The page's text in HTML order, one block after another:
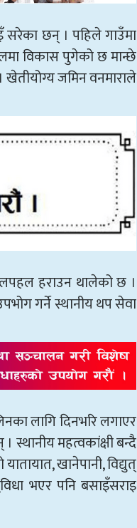
सरेका छन् । पहिले गाउँमा
विकास पुगेको छ मान्छे
खेतीयोग्य जमिन वनमाराले
हराउन थालेको छ ।
गर्ने स्थानीय थप सेवा
लागि दिनभरि लगाएर
स्थानीय महत्वकांक्षी बन्दै
खानेपानी, विद्युत्
भएर पनि बसाइँसराइ